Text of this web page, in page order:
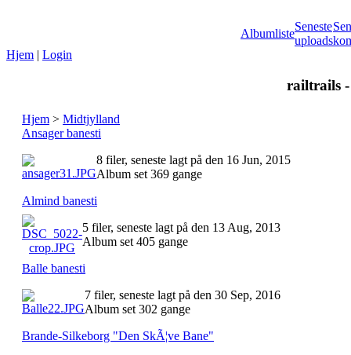
Albumliste
Seneste
uploads
Hjem | Login
railtrails
Hjem > Midtjylland
Ansager banesti
8 filer, seneste lagt på den 16 Jun, 2015
Album set 369 gange
Almind banesti
5 filer, seneste lagt på den 13 Aug, 2013
Album set 405 gange
Balle banesti
7 filer, seneste lagt på den 30 Sep, 2016
Album set 302 gange
Brande-Silkeborg "Den SkÃ¦ve Bane"